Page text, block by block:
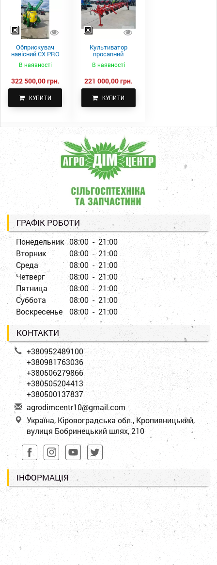
Обприскувач
навісний CX PRO
В наявності
322 500,00 грн.
КУПИТИ
Культиватор
просапний
КПН-5,6-05
В наявності
221 000,00 грн.
КУПИТИ
ГРАФІК РОБОТИ
Понедельник 08:00 - 21:00
Вторник
08:00 - 21:00
Среда
08:00 - 21:00
Четверг
08:00 - 21:00
Пятница
08:00 - 21:00
Суббота
08:00 - 21:00
Воскресенье
08:00 - 21:00
КОНТАКТИ
+380952489100
+380981763036
+380506279866
+380505204413
+380500137837
agrodimcentr10@gmail.com
Україна, Кіровоградська обл., Кропивницький,
вулиця Бобринецький шлях, 210
ІНФОРМАЦІЯ